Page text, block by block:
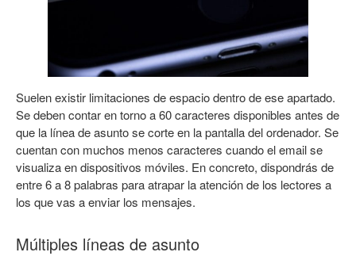
Suelen existir limitaciones de espacio dentro de ese apartado.
Se deben contar en torno a 60 caracteres disponibles antes de
que la línea de asunto se corte en la pantalla del ordenador. Se
cuentan con muchos menos caracteres cuando el email se
visualiza en dispositivos móviles. En concreto, dispondrás de
entre 6 a 8 palabras para atrapar la atención de los lectores a
los que vas a enviar los mensajes.
Múltiples líneas de asunto